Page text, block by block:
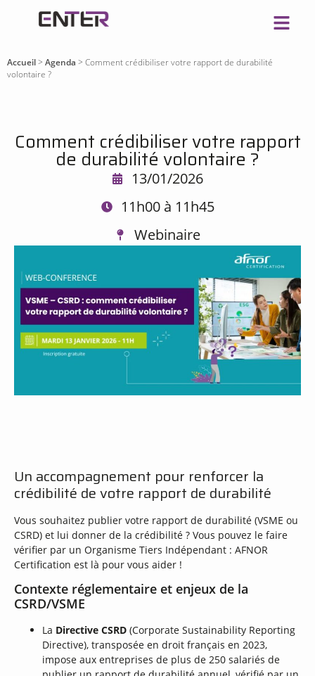
Accueil> Agenda > Comment crédibiliser votre rapport de durabilité
volontaire ?
Comment crédibiliser votre rapport
de durabilité volontaire ?
13/01/2026
11h00 à 11h45
Webinaire
Un accompagnement pour renforcer la
crédibilité de votre rapport de durabilité
Vous souhaitez publier votre rapport de durabilité (VSME ou
CSRD) et lui donner de la crédibilité ? Vous pouvez le faire
vérifier par un Organisme Tiers Indépendant : AFNOR
Certification est là pour vous aider !
Contexte réglementaire et enjeux de la
CSRD/VSME
La Directive CSRD (Corporate Sustainability Reporting
Directive), transposée en droit français en 2023,
impose aux entreprises de plus de 250 salariés de